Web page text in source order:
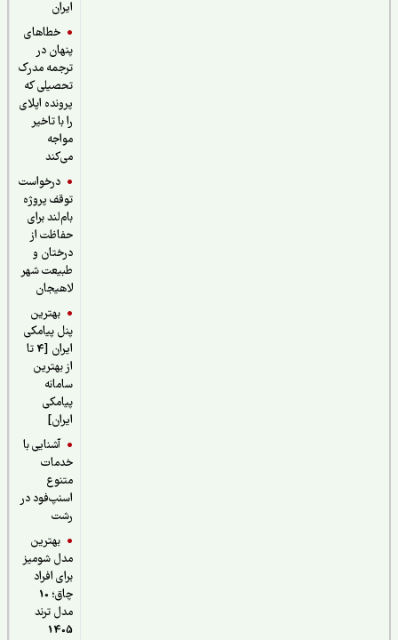
خطاهای
پنهان در
ترجمه مدرک
تحصیلی که
پرونده اپلای
را با تاخیر
درخواست
توقف پروژه
بام‌لند برای
حفاظت از
درختان و
طبیعت شهر
لاهیجان
بهترین
پنل پیامکی
ایران [4 تا
از بهترین
سامانه
پیامکی
آشنایی با
خدمات
اسنپ‌فود در
بهترین
مدل شومیز
برای افراد
چاق؛ 10
مدل ترند